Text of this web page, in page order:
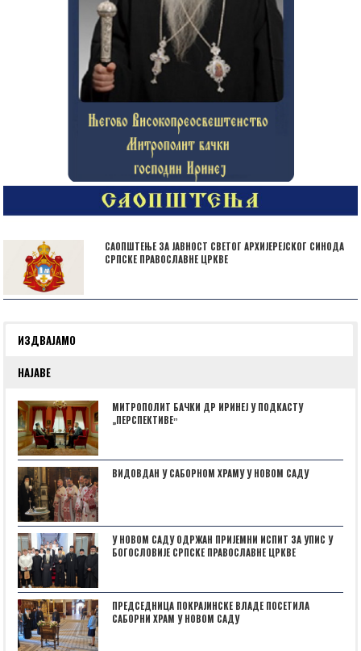
САОПШТЕЊЕ ЗА ЈАВНОСТ СВЕТОГ АРХИЈЕРЕЈСКОГ СИНОДА
СРПСКЕ ПРАВОСЛАВНЕ ЦРКВЕ
ИЗДВАЈАМО
НАЈАВЕ
МИТРОПОЛИТ БАЧКИ ДР ИРИНЕЈ У ПОДКАСТУ
„ПЕРСПЕКТИВЕˮ
ВИДОВДАН У САБОРНОМ ХРАМУ У НОВОМ САДУ
У НОВОМ САДУ ОДРЖАН ПРИЈЕМНИ ИСПИТ ЗА УПИС У
БОГОСЛОВИЈЕ СРПСКЕ ПРАВОСЛАВНЕ ЦРКВЕ
ПРЕДСЕДНИЦА ПОКРАЈИНСКЕ ВЛАДЕ ПОСЕТИЛА
САБОРНИ ХРАМ У НОВОМ САДУ